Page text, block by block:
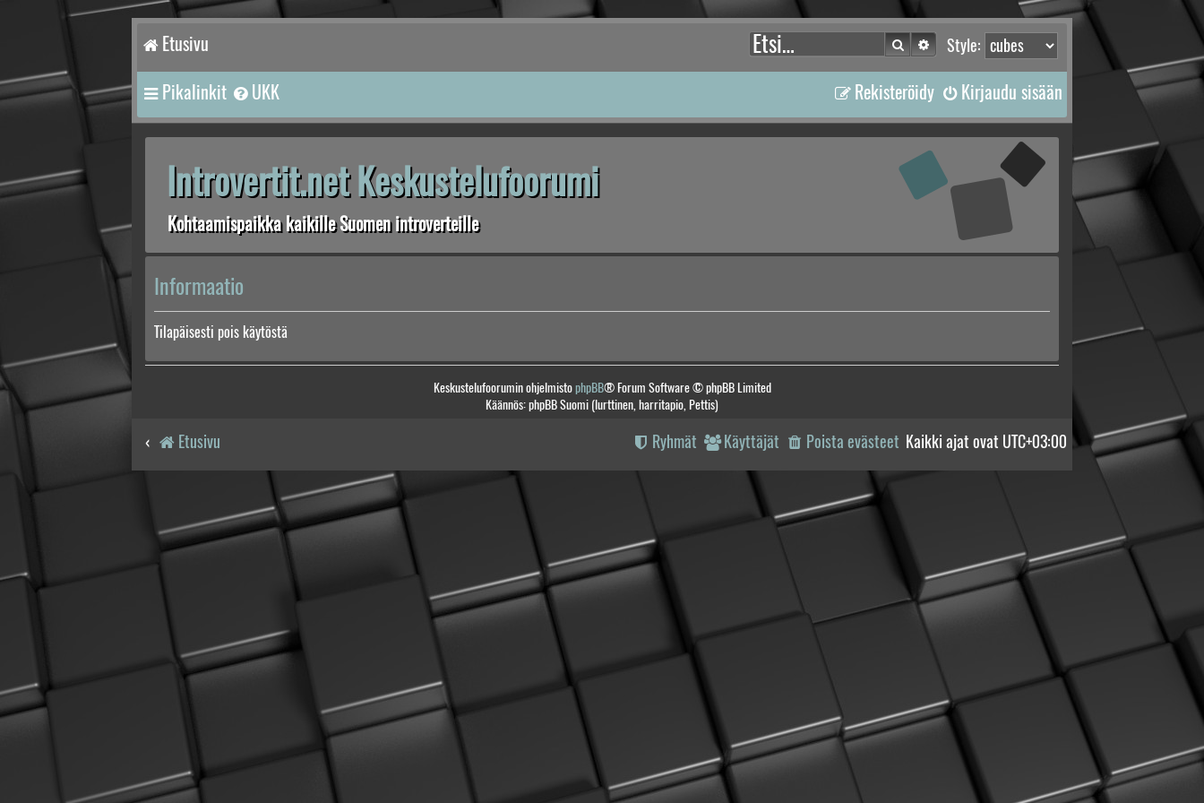
Etusivu Style:
Etsi Tarkennettu haku
Pikalinkit UKK Kirjaudu sisään
Rekisteröidy
Introvertit.net Keskustelufoorumi
Kohtaamispaikka kaikille Suomen introverteille
Informaatio
Tilapäisesti pois käytöstä
Keskustelufoorumin ohjelmistophpBB® Forum Software © phpBB Limited
Käännös: phpBB Suomi (lurttinen, harritapio, Pettis)
Etusivu Kaikki ajat ovat UTC+03:00
Poista evästeet
Käyttäjät
Ryhmät